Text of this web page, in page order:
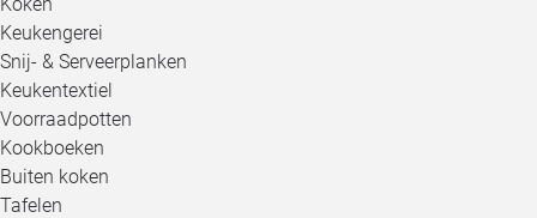
Keukengerei
Snij- & Serveerplanken
Keukentextiel
Voorraadpotten
Kookboeken
Buiten koken
Tafelen